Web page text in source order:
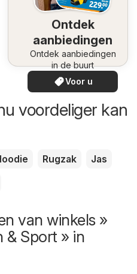
Ontdek
aanbiedingen
Ontdek aanbiedingen
in de buurt
Voor u
voordeliger kan
Rugzak
Jas
van winkels »
& Sport » in